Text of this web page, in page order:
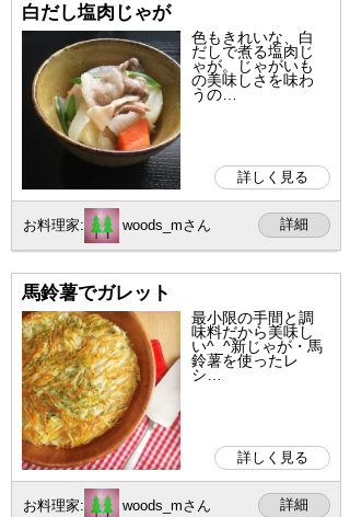
白だし塩肉じゃが
色もきれいな、白
だしで煮る塩肉じ
ゃが。じゃがいも
の美味しさを味わ
うの…
詳しく見る
お料理家: woods_mさん 詳細
馬鈴薯でガレット
最小限の手間と調
味料だから美味し
い^_^新じゃが・馬
鈴薯を使ったレ
シ…
詳しく見る
お料理家: woods_mさん 詳細